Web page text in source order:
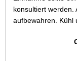
konsultiert werden.
aufbewahren. Kühl